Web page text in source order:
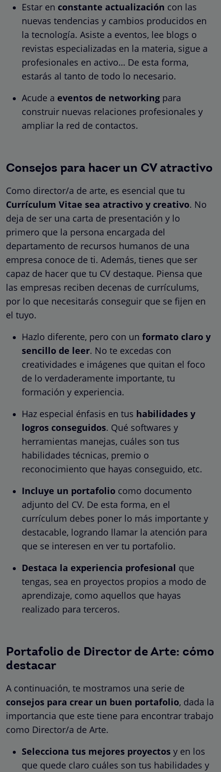
Estar en constante actualización con las
nuevas tendencias y cambios producidos en
la tecnología. Asiste a eventos, lee blogs o
revistas especializadas en la materia, sigue a
profesionales en activo… De esta forma,
estarás al tanto de todo lo necesario.
Acude a eventos de networking para
construir nuevas relaciones profesionales y
ampliar la red de contactos.
Consejos para hacer un CV atractivo
Como director/a de arte, es esencial que tu
Currículum Vitae sea atractivo y creativo. No
deja de ser una carta de presentación y lo
primero que la persona encargada del
departamento de recursos humanos de una
empresa conoce de ti. Además, tienes que ser
capaz de hacer que tu CV destaque. Piensa que
las empresas reciben decenas de currículums,
por lo que necesitarás conseguir que se fijen en
el tuyo.
Hazlo diferente, pero con un formato claro y
sencillo de leer. No te excedas con
creatividades e imágenes que quitan el foco
de lo verdaderamente importante, tu
formación y experiencia.
Haz especial énfasis en tus habilidades y
logros conseguidos. Qué softwares y
herramientas manejas, cuáles son tus
habilidades técnicas, premio o
reconocimiento que hayas conseguido, etc.
Incluye un portafolio como documento
adjunto del CV. De esta forma, en el
currículum debes poner lo más importante y
destacable, logrando llamar la atención para
que se interesen en ver tu portafolio.
Destaca la experiencia profesional que
tengas, sea en proyectos propios a modo de
aprendizaje, como aquellos que hayas
realizado para terceros.
Portafolio de Director de Arte: cómo
destacar
A continuación, te mostramos una serie de
consejos para crear un buen portafolio, dada la
importancia que este tiene para encontrar trabajo
como Director/a de Arte.
Selecciona tus mejores proyectos y en los
que quede claro cuáles son tus habilidades y